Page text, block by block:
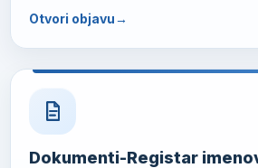
Otvori objavu
Dokumenti-Registar